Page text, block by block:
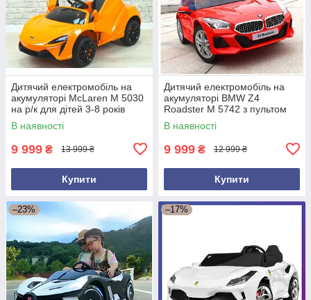
Дитячий електромобіль на
акумуляторі McLaren M 5030
на р/к для дітей 3-8 років
автопофарбування
жовтогарячий
В наявності
9 999 ₴ 13 999 ₴
Купити
Дитячий електромобіль на
акумуляторі BMW Z4
Roadster M 5742 з пультом
для дітей 3-8 років Червоний
В наявності
9 999 ₴ 12 999 ₴
Купити
–23% –17%